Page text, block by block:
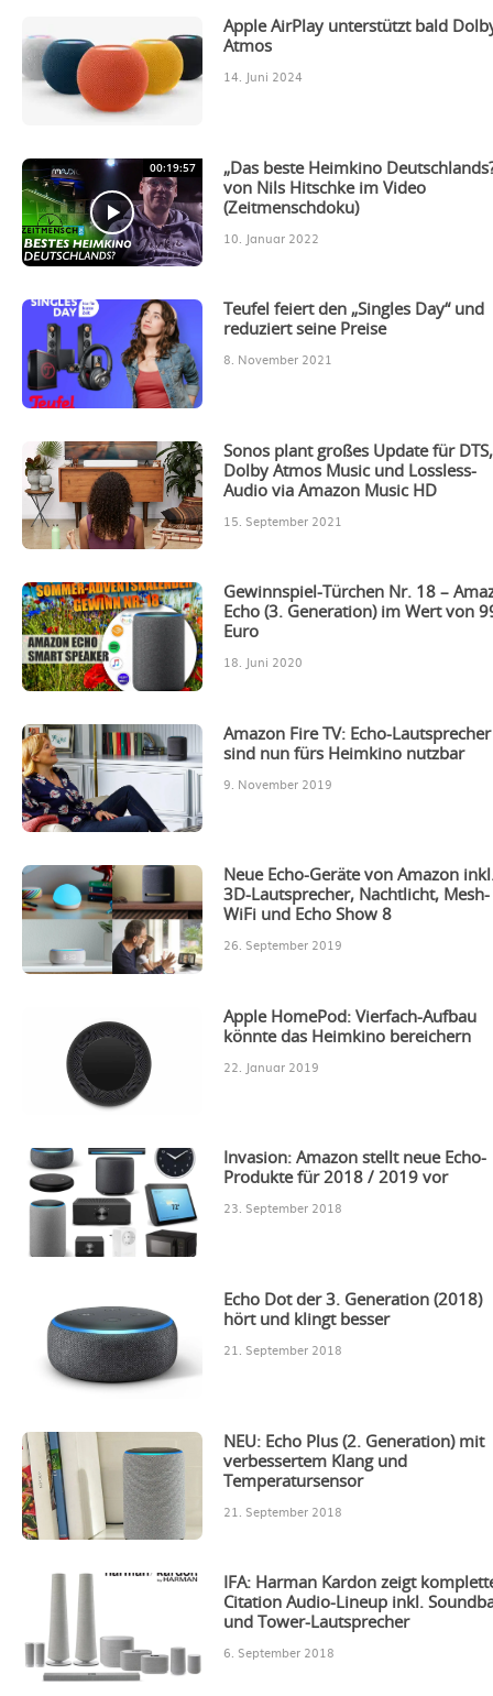
Apple AirPlay unterstützt bald
Atmos
14. Juni 2024
00:19:57
„Das beste Heimkino
von Nils Hitschke im Video
(Zeitmenschdoku)
10. Januar 2022
Teufel feiert den „Singles Day“ und
reduziert seine Preise
8. November 2021
Sonos plant großes Update für DTS,
Dolby Atmos Music und Lossless-
Audio via Amazon Music HD
15. September 2021
Gewinnspiel-Türchen Nr. 18 –
Echo (3. Generation) im Wert von
Euro
18. Juni 2020
Amazon Fire TV: Echo-Lautsprecher
sind nun fürs Heimkino nutzbar
9. November 2019
Neue Echo-Geräte von Amazon
3D-Lautsprecher, Nachtlicht, Mesh-
WiFi und Echo Show 8
26. September 2019
Apple HomePod: Vierfach-Aufbau
könnte das Heimkino bereichern
22. Januar 2019
Invasion: Amazon stellt neue Echo-
Produkte für 2018 / 2019 vor
23. September 2018
Echo Dot der 3. Generation (2018)
hört und klingt besser
21. September 2018
NEU: Echo Plus (2. Generation) mit
verbessertem Klang und
Temperatursensor
21. September 2018
IFA: Harman Kardon zeigt
Citation Audio-Lineup inkl.
und Tower-Lautsprecher
6. September 2018